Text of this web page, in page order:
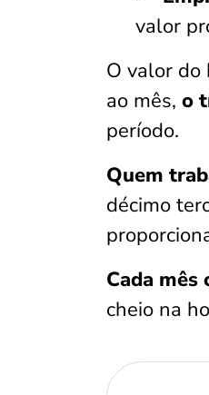
valor
O valor do
ao mês, o
período.
Quem
décimo
Cada
cheio na